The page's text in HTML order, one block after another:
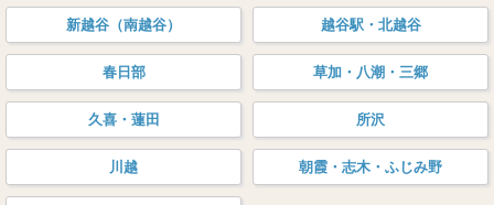
新越谷（南越谷） 越谷駅・北越谷
春日部 草加・八潮・三郷
久喜・蓮田 所沢
川越 朝霞・志木・ふじみ野